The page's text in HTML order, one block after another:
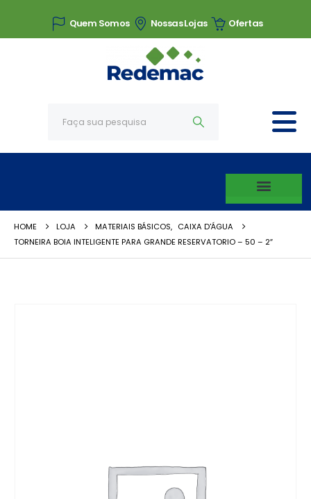
Quem Somos Nossas Lojas Ofertas
HOME LOJA MATERIAIS BÁSICOS, CAIXA D'ÁGUA
TORNEIRA BOIA INTELIGENTE PARA GRANDE RESERVATORIO – 50 – 2″